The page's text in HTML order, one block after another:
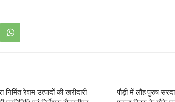
रेशम उत्पादों की खरीदारी
पौड़ी में लौह पुरुष